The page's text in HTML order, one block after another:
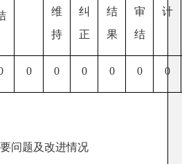
维
持
纠
正
结
果
审
结
计
0 0 0 0 0 0
问题及改进情况